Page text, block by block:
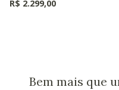
R$ 2.299,00
Bem mais que